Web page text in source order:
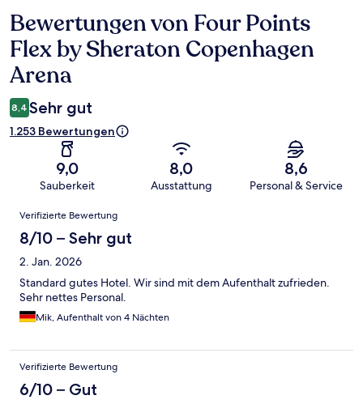
Bewertungen
Bewertungen von Four Points
Flex by Sheraton Copenhagen
Arena
8,4 Sehr gut
1.253 Bewertungen
9,0
Sauberkeit
8,0
Ausstattung
8,6
Personal & Service
Bewertungen
Verifizierte Bewertung
8/10 – Sehr gut
2. Jan. 2026
Standard gutes Hotel. Wir sind mit dem Aufenthalt zufrieden.
Sehr nettes Personal.
Mik, Aufenthalt von 4 Nächten
Verifizierte Bewertung
6/10 – Gut